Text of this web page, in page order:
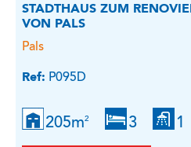
STADTHAUS ZUM
VON PALS
Pals
Ref: P095D
205m2 3 1